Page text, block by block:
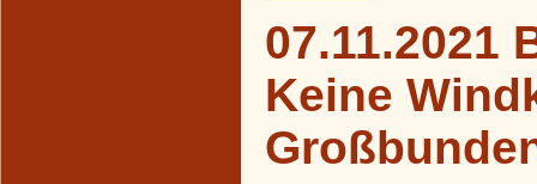
07.11.2021
Keine